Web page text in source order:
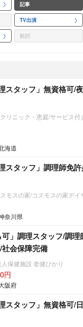
記事
TV出演
歌詞
スタッフ」無資格可/
リニック・恵庭/サービス
海道
スタッフ」調理師免
モスの家/コスモスの家デイ
奈川県
可」調理スタッフ/調
会保障完備
保健施設 老健ひかり
円
阪府
スタッフ」無資格可/